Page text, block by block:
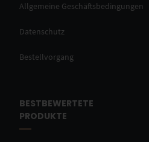
Allgemeine Geschäftsbedingungen
Datenschutz
Bestellvorgang
BESTBEWERTETE
PRODUKTE